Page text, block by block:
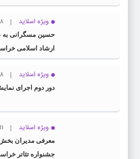
ویژه اسلاید 18
حسین مسگرانی به
ارشاد اسلامی
ویژه اسلاید 28
دور دوم اجرای
ویژه اسلاید 11 مهر 1403
معرفی مدیران
جشنواره تئاتر